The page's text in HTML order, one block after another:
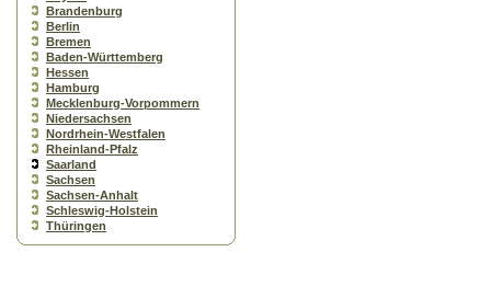
Brandenburg
Berlin
Bremen
Baden-Württemberg
Hessen
Hamburg
Mecklenburg-Vorpommern
Niedersachsen
Nordrhein-Westfalen
Rheinland-Pfalz
Saarland
Sachsen
Sachsen-Anhalt
Schleswig-Holstein
Thüringen